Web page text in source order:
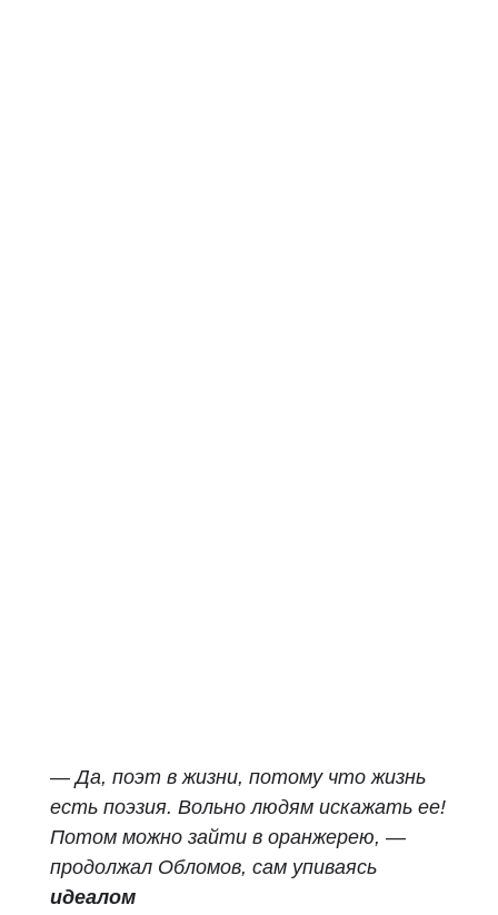
— Да, поэт в жизни, потому что жизнь
есть поэзия. Вольно людям искажать ее!
Потом можно зайти в оранжерею, —
продолжал Обломов, сам упиваясь
идеалом